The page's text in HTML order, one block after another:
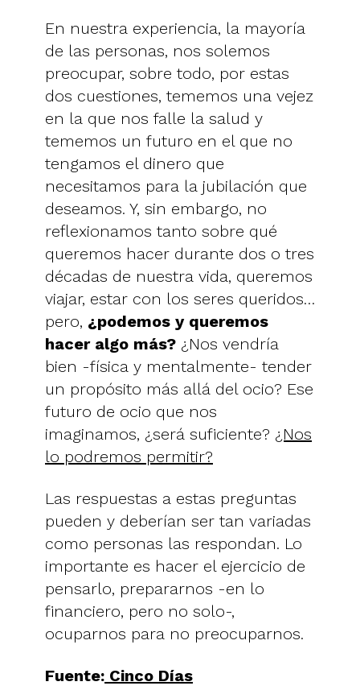
En nuestra experiencia, la mayoría
de las personas, nos solemos
preocupar, sobre todo, por estas
dos cuestiones, tememos una vejez
en la que nos falle la salud y
tememos un futuro en el que no
tengamos el dinero que
necesitamos para la jubilación que
deseamos. Y, sin embargo, no
reflexionamos tanto sobre qué
queremos hacer durante dos o tres
décadas de nuestra vida, queremos
viajar, estar con los seres queridos…
pero, ¿podemos y queremos
hacer algo más? ¿Nos vendría
bien -física y mentalmente- tender
un propósito más allá del ocio? Ese
futuro de ocio que nos
imaginamos, ¿será suficiente? ¿Nos
lo podremos permitir?
Las respuestas a estas preguntas
pueden y deberían ser tan variadas
como personas las respondan. Lo
importante es hacer el ejercicio de
pensarlo, prepararnos -en lo
financiero, pero no solo-,
ocuparnos para no preocuparnos.
Fuente: Cinco Días